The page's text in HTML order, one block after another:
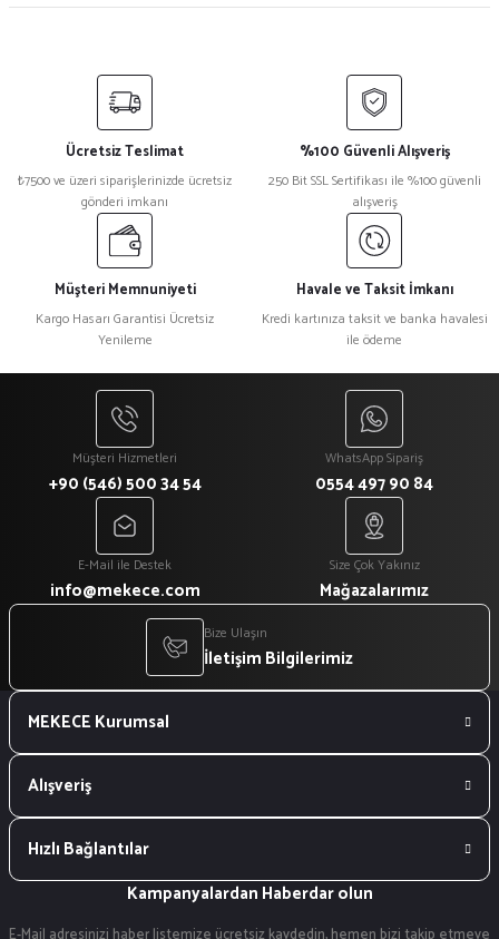
Ücretsiz Teslimat
₺7500 ve üzeri siparişlerinizde ücretsiz
gönderi imkanı
%100 Güvenli Alışveriş
250 Bit SSL Sertifikası ile %100 güvenli
alışveriş
Müşteri Memnuniyeti
Kargo Hasarı Garantisi Ücretsiz
Yenileme
Havale ve Taksit İmkanı
Kredi kartınıza taksit ve banka havalesi
ile ödeme
Müşteri Hizmetleri
+90 (546) 500 34 54
WhatsApp Sipariş
0554 497 90 84
E-Mail ile Destek
info@mekece.com
Size Çok Yakınız
Mağazalarımız
Bize Ulaşın
İletişim Bilgilerimiz
MEKECE Kurumsal
Alışveriş
Hızlı Bağlantılar
Kampanyalardan Haberdar olun